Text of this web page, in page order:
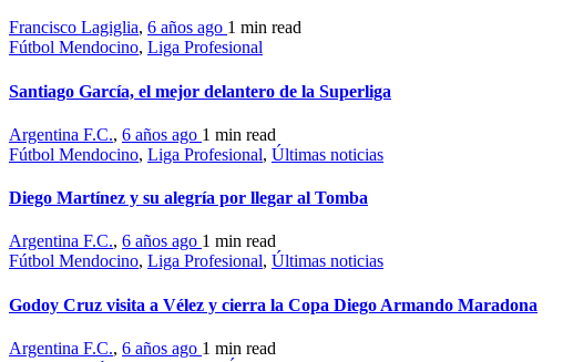
Francisco Lagiglia, 6 años ago 1 min read
Fútbol Mendocino, Liga Profesional
Santiago García, el mejor delantero de la Superliga
Argentina F.C., 6 años ago 1 min read
Fútbol Mendocino, Liga Profesional, Últimas noticias
Diego Martínez y su alegría por llegar al Tomba
Argentina F.C., 6 años ago 1 min read
Fútbol Mendocino, Liga Profesional, Últimas noticias
Godoy Cruz visita a Vélez y cierra la Copa Diego Armando Maradona
Argentina F.C., 6 años ago 1 min read